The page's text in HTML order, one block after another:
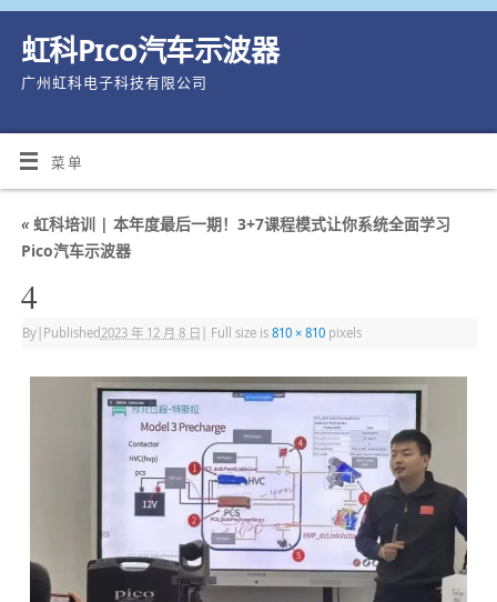
虹科Pico汽车示波器
广州虹科电子科技有限公司
菜单
«虹科培训 | 本年度最后一期！3+7课程模式让你系统全面学习
Pico汽车示波器
4
By| Published 2023 年 12 月 8 日 Full size is 810 × 810pixels